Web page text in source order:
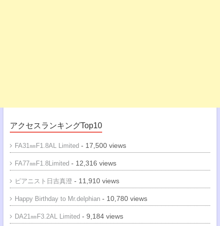
アクセスランキングTop10
FA31㎜F1.8AL Limited- 17,500 views
FA77㎜F1.8Limited- 12,316 views
ピアニスト日吉真澄 - 11,910 views
Happy Birthday to Mr.delphian- 10,780 views
DA21㎜F3.2AL Limited- 9,184 views